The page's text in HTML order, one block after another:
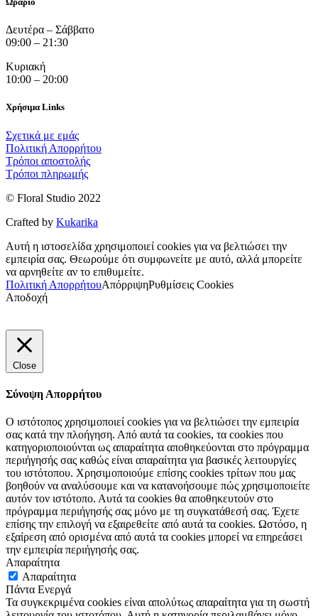
Δευτέρα – Σάββατο
09:00 – 21:30
Κυριακή
10:00 – 20:00
Χρήσιμα Links
Σχετικά με εμάς
Πολιτική Απορρήτου
Τρόποι αποστολής
Τρόποι πληρωμής
© Floral Studio 2022
Crafted by Kukarika
Αυτή η ιστοσελίδα χρησιμοποιεί cookies για να βελτιώσει την
εμπειρία σας. Θεωρούμε ότι συμφωνείτε με αυτό, αλλά μπορείτε
να αρνηθείτε αν το επιθυμείτε.
Πολιτική ΑπορρήτουΑπόρριψηΡυθμίσεις Cookies
Αποδοχή
Close
Σύνοψη Απορρήτου
Ο ιστότοπος χρησιμοποιεί cookies για να βελτιώσει την εμπειρία
σας κατά την πλοήγηση. Από αυτά τα cookies, τα cookies που
κατηγοριοποιούνται ως απαραίτητα αποθηκεύονται στο πρόγραμμα
περιήγησής σας καθώς είναι απαραίτητα για βασικές λειτουργίες
του ιστότοπου. Χρησιμοποιούμε επίσης cookies τρίτων που μας
βοηθούν να αναλύσουμε και να κατανοήσουμε πώς χρησιμοποιείτε
αυτόν τον ιστότοπο. Αυτά τα cookies θα αποθηκευτούν στο
πρόγραμμα περιήγησής σας μόνο με τη συγκατάθεσή σας. Έχετε
επίσης την επιλογή να εξαιρεθείτε από αυτά τα cookies. Ωστόσο, η
εξαίρεση από ορισμένα από αυτά τα cookies μπορεί να επηρεάσει
την εμπειρία περιήγησής σας.
Απαραίτητα
Απαραίτητα
Πάντα Ενεργά
Τα συγκεκριμένα cookies είναι απολύτως απαραίτητα για τη σωστή